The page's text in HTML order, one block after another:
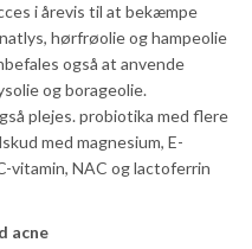
i årevis til at bekæmpe
hørfrøolie og hampeolie
også at anvende
og borageolie.
plejes. probiotika med flere
med magnesium, E-
vitamin, NAC og lactoferrin
acne